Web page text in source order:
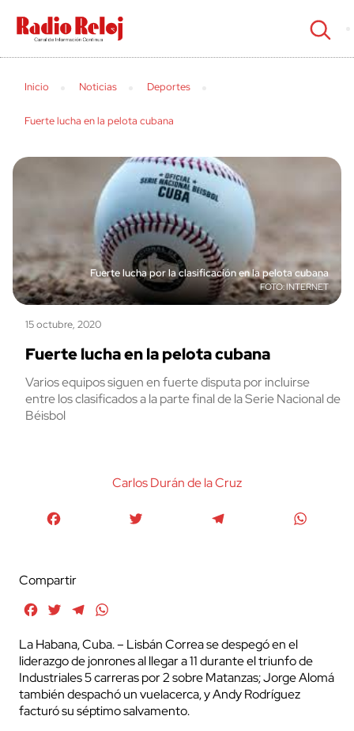
cerrar
Inicio Noticias Deportes
Fuerte lucha en la pelota cubana
Fuerte lucha por la clasificación en la pelota cubana
INTERNET
15 octubre, 2020
Fuerte lucha en la pelota cubana
Varios equipos siguen en fuerte disputa por incluirse
entre los clasificados a la parte final de la Serie Nacional de
Béisbol
Carlos Durán de la Cruz
Compartir
FacebookTwitterTelegram
La Habana, Cuba. – Lisbán Correa se despegó en el
liderazgo de jonrones al llegar a 11 durante el triunfo de
Industriales 5 carreras por 2 sobre Matanzas; Jorge Alomá
también despachó un vuelacerca, y Andy Rodríguez
facturó su séptimo salvamento.